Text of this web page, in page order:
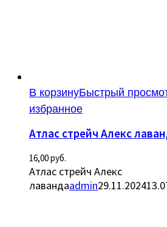
В корзинуБыстрый
избранное
Атлас стрейч Алекс
16,00руб.
Атлас стрейч Алекс
лавандаadmin29.11.2024